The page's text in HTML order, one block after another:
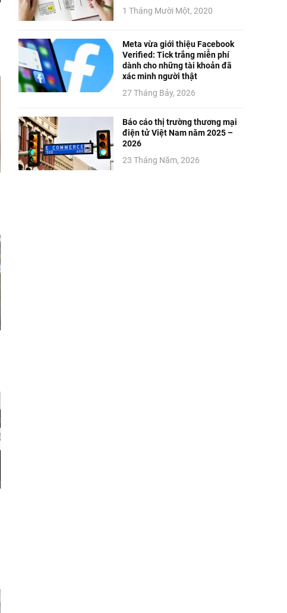
1 Tháng Mười Một, 2020
Meta vừa giới thiệu Facebook
Verified: Tick trắng miễn phí
dành cho những tài khoản đã
xác minh người thật
27 Tháng Bảy, 2026
Báo cáo thị trường thương mại
điện tử Việt Nam năm 2025 –
2026
23 Tháng Năm, 2026